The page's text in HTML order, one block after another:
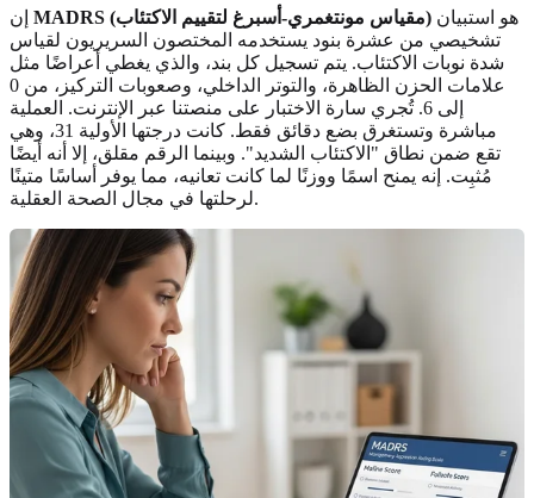
MADRS (مقياس مونتغمري-أسبرغ لتقييم الاكتئاب)
تشخيصي من عشرة بنود يستخدمه المختصون السريريون لقياس
شدة نوبات الاكتئاب. يتم تسجيل كل بند، والذي يغطي أعراضًا مثل
علامات الحزن الظاهرة، والتوتر الداخلي، وصعوبات التركيز، من 0
إلى 6. تُجري سارة الاختبار على منصتنا عبر الإنترنت. العملية
مباشرة وتستغرق بضع دقائق فقط. كانت درجتها الأولية 31، وهي
تقع ضمن نطاق "الاكتئاب الشديد". وبينما الرقم مقلق، إلا أنه أيضًا
مُثبِت. إنه يمنح اسمًا ووزنًا لما كانت تعانيه، مما يوفر أساسًا متينًا
لرحلتها في مجال الصحة العقلية.